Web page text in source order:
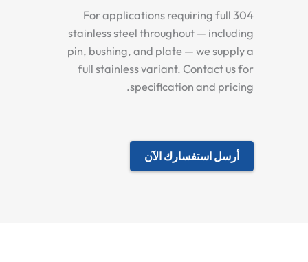
For applications requiring full 304
stainless steel throughout — including
pin, bushing, and plate — we supply a
full stainless variant. Contact us for
specification and pricing.
أرسل استفسارك الآن